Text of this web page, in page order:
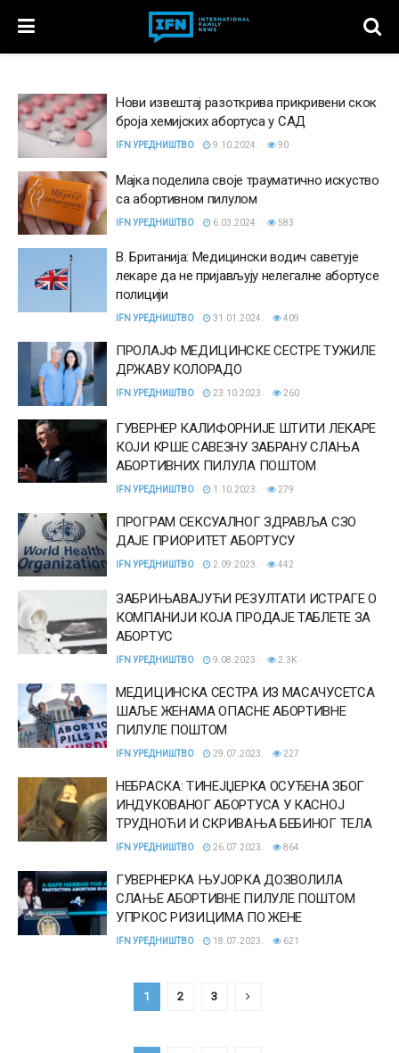
Нови извештај разоткрива прикривени скок
броја хемијских абортуса у САД
IFN УРЕДНИШТВО 9.10.2024. 90
Мајка поделила своје трауматично искуство
са абортивном пилулом
IFN УРЕДНИШТВО 6.03.2024. 583
В. Британија: Медицински водич саветује
лекаре да не пријављују нелегалне абортусе
полицији
IFN УРЕДНИШТВО 31.01.2024. 409
ПРОЛАЈФ МЕДИЦИНСКЕ СЕСТРЕ ТУЖИЛЕ
ДРЖАВУ КОЛОРАДО
IFN УРЕДНИШТВО 23.10.2023. 260
ГУВЕРНЕР КАЛИФОРНИЈЕ ШТИТИ ЛЕКАРЕ
КОЈИ КРШЕ САВЕЗНУ ЗАБРАНУ СЛАЊА
АБОРТИВНИХ ПИЛУЛА ПОШТОМ
IFN УРЕДНИШТВО 1.10.2023. 279
ПРОГРАМ СЕКСУАЛНОГ ЗДРАВЉА СЗО
ДАЈЕ ПРИОРИТЕТ АБОРТУСУ
IFN УРЕДНИШТВО 2.09.2023. 442
ЗАБРИЊАВАЈУЋИ РЕЗУЛТАТИ ИСТРАГЕ О
КОМПАНИЈИ КОЈА ПРОДАЈЕ ТАБЛЕТЕ ЗА
АБОРТУС
IFN УРЕДНИШТВО 9.08.2023. 2.3K
МЕДИЦИНСКА СЕСТРА ИЗ МАСАЧУСЕТСА
ШАЉЕ ЖЕНАМА ОПАСНЕ АБОРТИВНЕ
ПИЛУЛЕ ПОШТОМ
IFN УРЕДНИШТВО 29.07.2023. 227
НЕБРАСКА: ТИНЕЈЏЕРКА ОСУЂЕНА ЗБОГ
ИНДУКОВАНОГ АБОРТУСА У КАСНОЈ
ТРУДНОЋИ И СКРИВАЊА БЕБИНОГ ТЕЛА
IFN УРЕДНИШТВО 26.07.2023. 864
ГУВЕРНЕРКА ЊУЈОРКА ДОЗВОЛИЛА
СЛАЊЕ АБОРТИВНЕ ПИЛУЛЕ ПОШТОМ
УПРКОС РИЗИЦИМА ПО ЖЕНЕ
IFN УРЕДНИШТВО 18.07.2023. 621
1 2 3